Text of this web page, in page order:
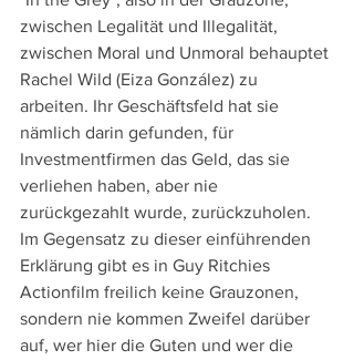
zwischen Legalität und Illegalität,
zwischen Moral und Unmoral behauptet
Rachel Wild (Eiza González) zu
arbeiten. Ihr Geschäftsfeld hat sie
nämlich darin gefunden, für
Investmentfirmen das Geld, das sie
verliehen haben, aber nie
zurückgezahlt wurde, zurückzuholen.
Im Gegensatz zu dieser einführenden
Erklärung gibt es in Guy Ritchies
Actionfilm freilich keine Grauzonen,
sondern nie kommen Zweifel darüber
auf, wer hier die Guten und wer die